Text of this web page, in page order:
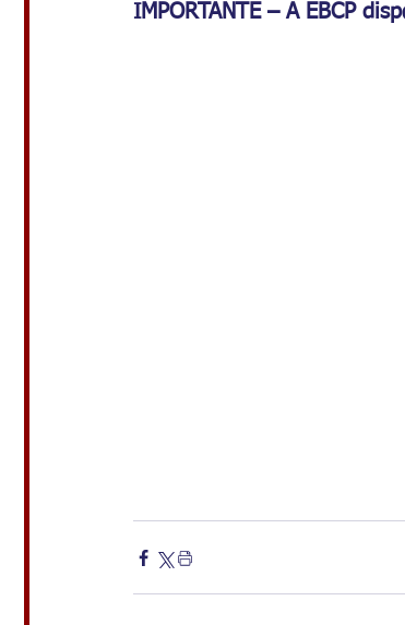
IMPORTANTE – A EBCP